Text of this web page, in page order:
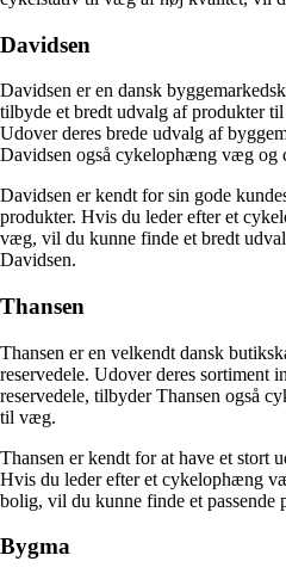
Davidsen
Davidsen er en dansk
tilbyde et bredt udvalg af produkter
Udover deres brede udvalg af
Davidsen også cykelophæng væg og
Davidsen er kendt for sin gode
produkter. Hvis du leder efter et
væg, vil du kunne finde et bredt
Davidsen.
Thansen
Thansen er en velkendt dansk
reservedele. Udover deres sortiment
reservedele, tilbyder Thansen også
til væg.
Thansen er kendt for at have et stort
Hvis du leder efter et cykelophæng
bolig, vil du kunne finde et passende
Bygma